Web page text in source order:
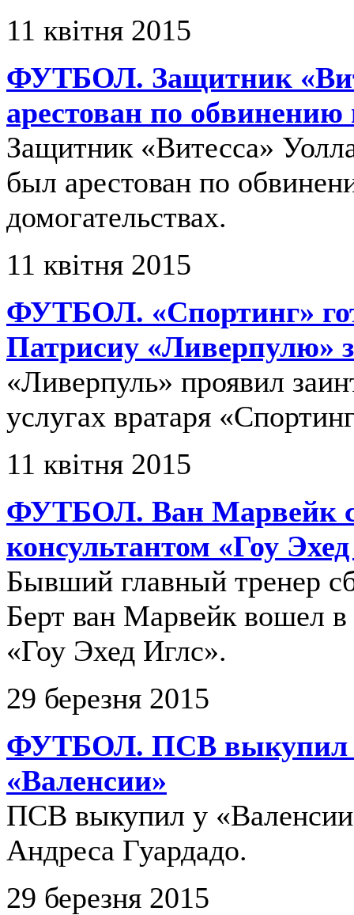
11 квітня 2015
ФУТБОЛ. Защитник
арестован по обвинению
Защитник «Витесса»
был арестован по
домогательствах.
11 квітня 2015
ФУТБОЛ. «Спортинг»
Патрисиу «Ливерпулю»
«Ливерпуль» проявил
услугах вратаря
11 квітня 2015
ФУТБОЛ. Ван Марвейк
консультантом «Гоу
Бывший главный тренер
Берт ван Марвейк вошел
«Гоу Эхед Иглс».
29 березня 2015
ФУТБОЛ. ПСВ выкупил
«Валенсии»
ПСВ выкупил у
Андреса Гуардадо.
29 березня 2015